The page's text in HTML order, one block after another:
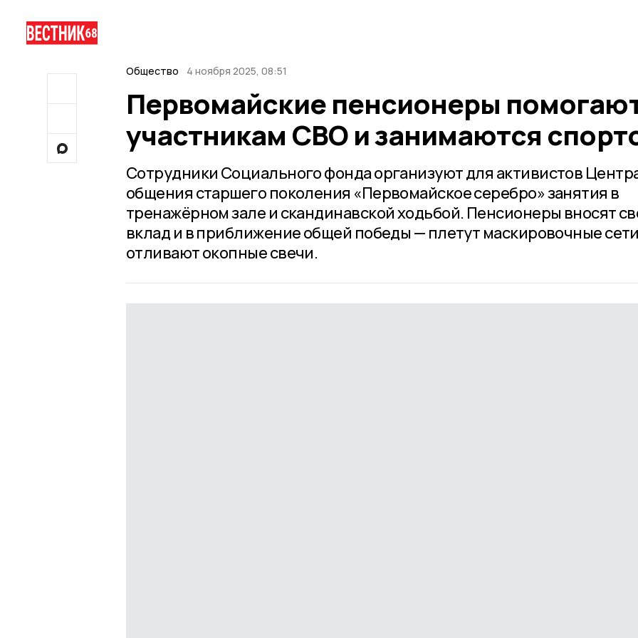
Общество 4 ноября 2025, 08:51
Первомайские пенсионеры
участникам СВО и занимаются
Сотрудники Социального фонда организуют для активистов
общения старшего поколения «Первомайское серебро» занятия в
тренажёрном зале и скандинавской ходьбой. Пенсионеры вносят
вклад и в приближение общей победы — плетут маскировочные
отливают окопные свечи.